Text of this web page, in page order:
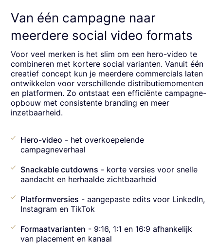
Van één campagne naar
meerdere social video formats
Voor veel merken is het slim om een hero-video te
combineren met kortere social varianten. Vanuit één
creatief concept kun je meerdere commercials laten
ontwikkelen voor verschillende distributiemomenten
en platformen. Zo ontstaat een efficiënte campagne-
opbouw met consistente branding en meer
inzetbaarheid.
Hero-video - het overkoepelende
campagneverhaal
Snackable cutdowns - korte versies voor snelle
aandacht en herhaalde zichtbaarheid
Platformversies - aangepaste edits voor LinkedIn,
Instagram en TikTok
Formaatvarianten - 9:16, 1:1 en 16:9 afhankelijk
van placement en kanaal